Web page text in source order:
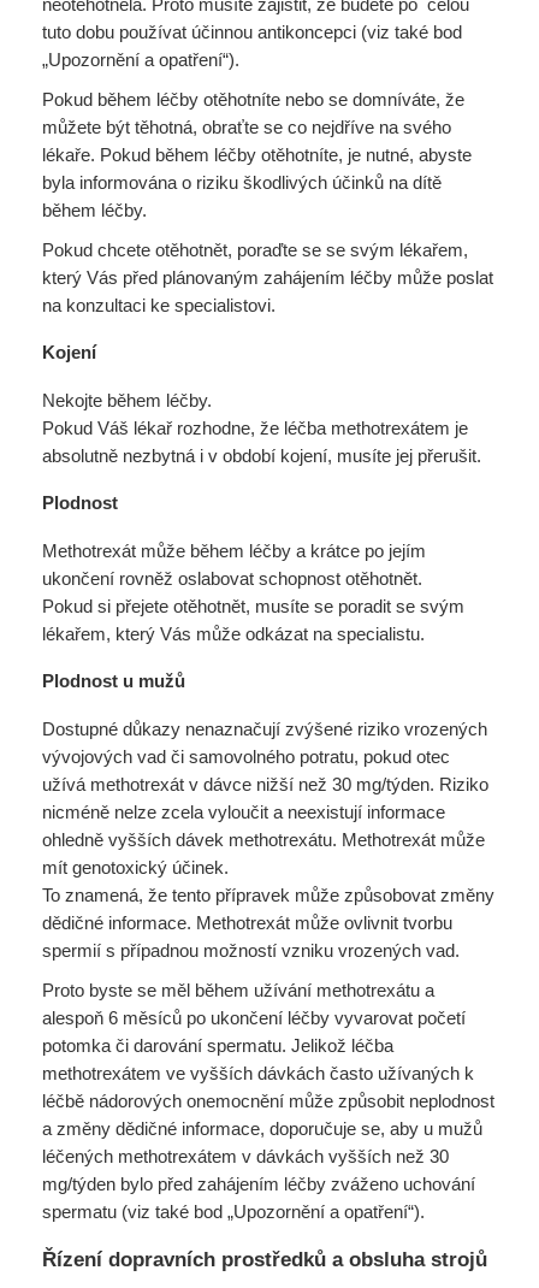
neotěhotněla. Proto musíte zajistit, že budete po celou
tuto dobu používat účinnou antikoncepci (viz také bod
„Upozornění a opatření“).
Pokud během léčby otěhotníte nebo se domníváte, že
můžete být těhotná, obraťte se co nejdříve na svého
lékaře. Pokud během léčby otěhotníte, je nutné, abyste
byla informována o riziku škodlivých účinků na dítě
během léčby.
Pokud chcete otěhotnět, poraďte se se svým lékařem,
který Vás před plánovaným zahájením léčby může poslat
na konzultaci ke specialistovi.
Kojení
Nekojte během léčby.
Pokud Váš lékař rozhodne, že léčba methotrexátem je
absolutně nezbytná i v období kojení, musíte jej přerušit.
Plodnost
Methotrexát může během léčby a krátce po jejím
ukončení rovněž oslabovat schopnost otěhotnět.
Pokud si přejete otěhotnět, musíte se poradit se svým
lékařem, který Vás může odkázat na specialistu.
Plodnost u mužů
Dostupné důkazy nenaznačují zvýšené riziko vrozených
vývojových vad či samovolného potratu, pokud otec
užívá methotrexát v dávce nižší než 30 mg/týden. Riziko
nicméně nelze zcela vyloučit a neexistují informace
ohledně vyšších dávek methotrexátu. Methotrexát může
mít genotoxický účinek.
To znamená, že tento přípravek může způsobovat změny
dědičné informace. Methotrexát může ovlivnit tvorbu
spermií s případnou možností vzniku vrozených vad.
Proto byste se měl během užívání methotrexátu a
alespoň 6 měsíců po ukončení léčby vyvarovat početí
potomka či darování spermatu. Jelikož léčba
methotrexátem ve vyšších dávkách často užívaných k
léčbě nádorových onemocnění může způsobit neplodnost
a změny dědičné informace, doporučuje se, aby u mužů
léčených methotrexátem v dávkách vyšších než 30
mg/týden bylo před zahájením léčby zváženo uchování
spermatu (viz také bod „Upozornění a opatření“).
Řízení dopravních prostředků a obsluha strojů